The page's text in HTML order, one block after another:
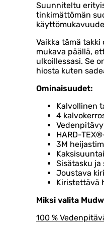
Suunniteltu
tinkimättömän
Vaikka tämä
mukava päällä,
ulkoillessasi. Se
hiosta kuten
Ominaisuudet:
Kalvollinen
4
HARD-
3M
Sisätasku
Joustava
Kiristettävä
Miksi valita
100 %